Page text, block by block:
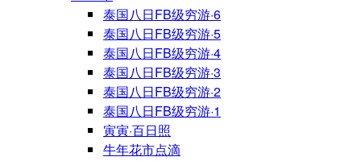
泰国八日FB级穷游·6
泰国八日FB级穷游·5
泰国八日FB级穷游·4
泰国八日FB级穷游·3
泰国八日FB级穷游·2
泰国八日FB级穷游·1
寅寅·百日照
牛年花市点滴